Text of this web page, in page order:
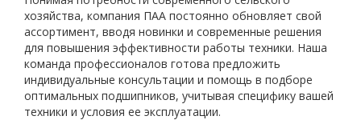
хозяйства, компания ПАА постоянно обновляет свой
ассортимент, вводя новинки и современные решения
для повышения эффективности работы техники. Наша
команда профессионалов готова предложить
индивидуальные консультации и помощь в подборе
оптимальных подшипников, учитывая специфику вашей
техники и условия ее эксплуатации.